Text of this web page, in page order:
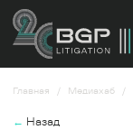
Главная Медиахаб
← Назад